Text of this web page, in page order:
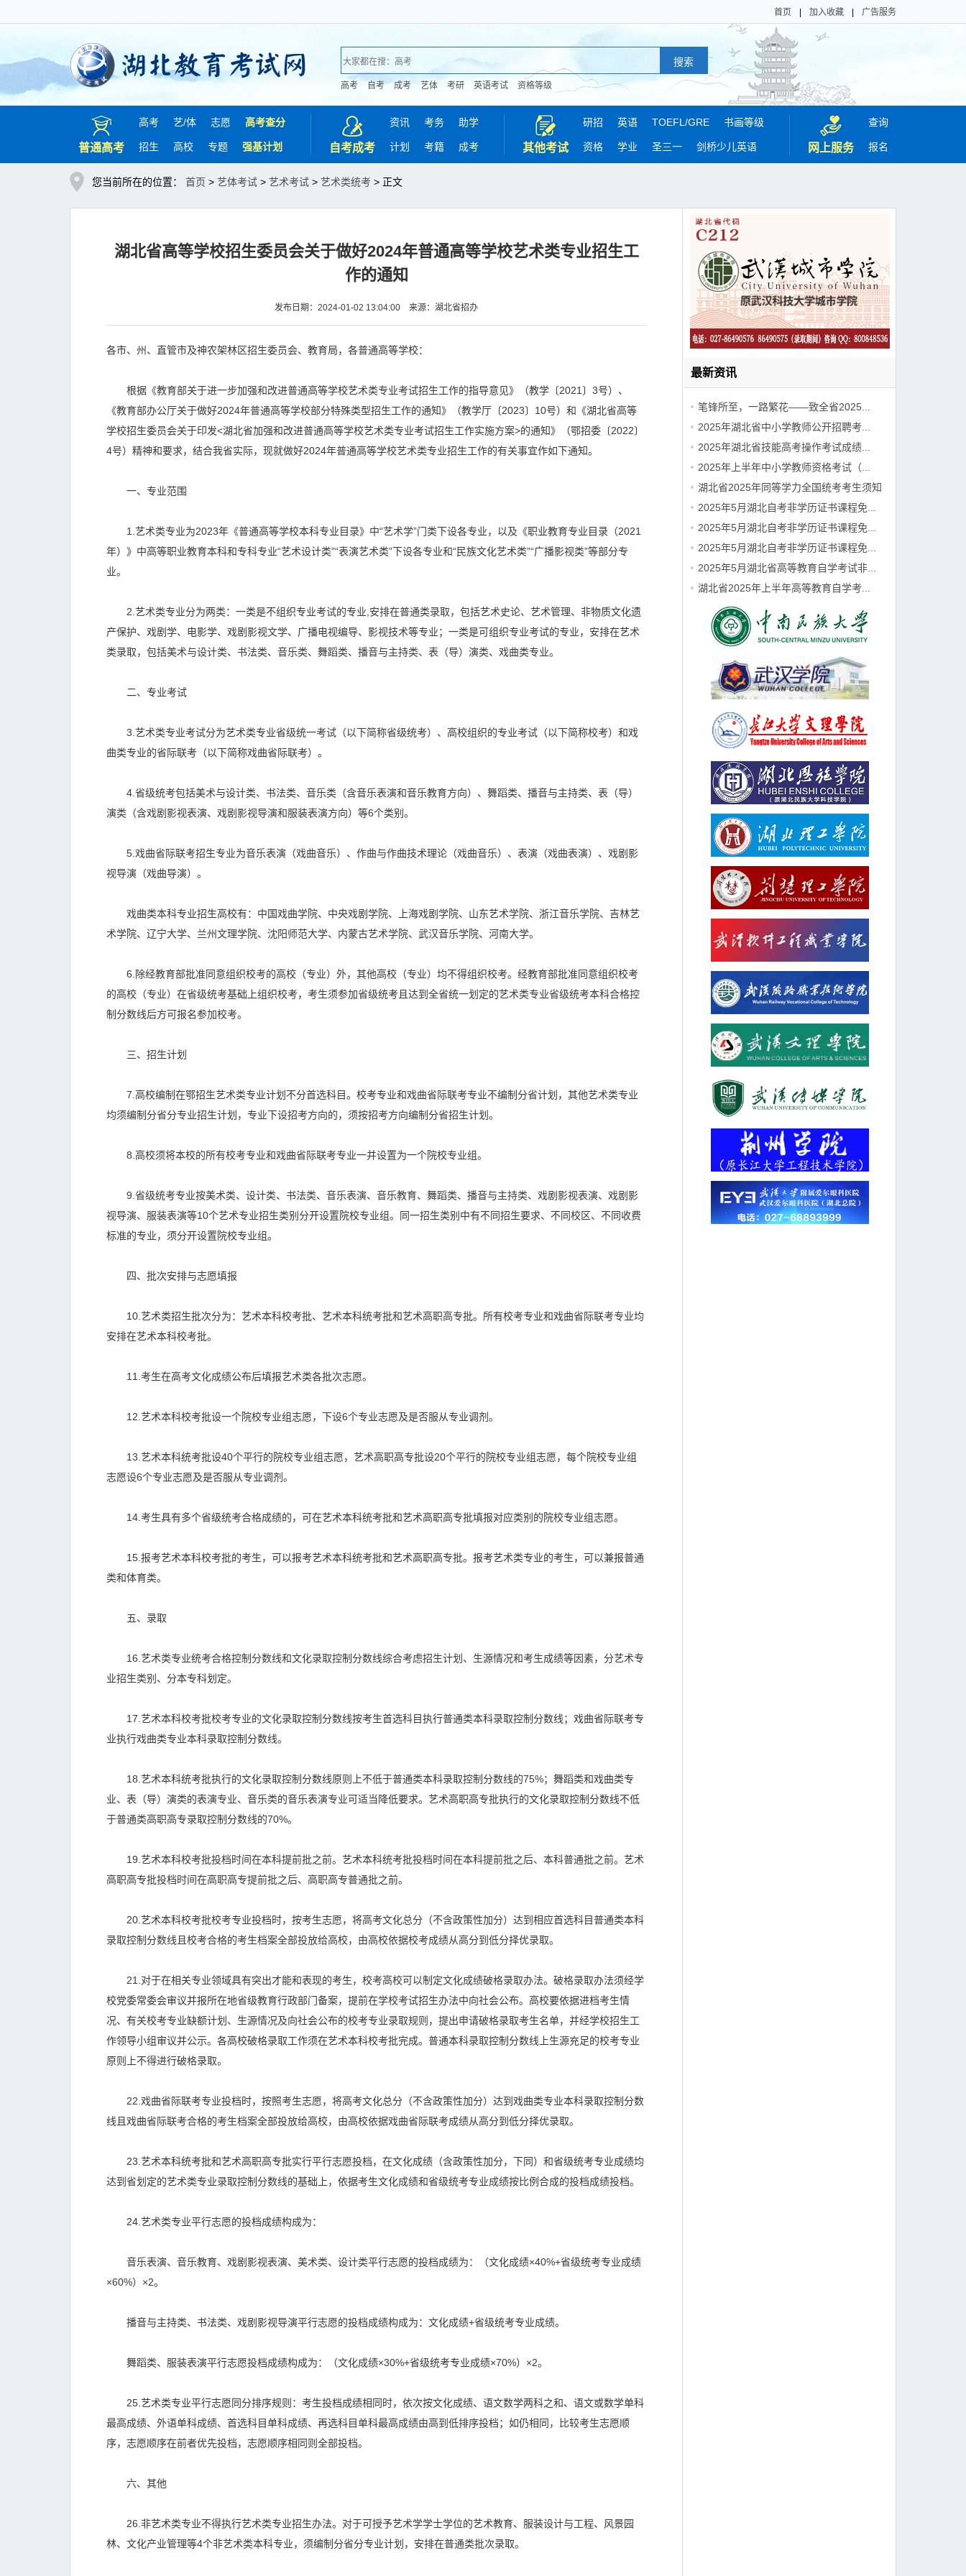
首页 加入收藏 广告服务
高考 自考 成考 艺体 考研 英语考试 资格等级
普通高考
高考 艺/体 志愿 高考查分
招生 高校 专题 强基计划 自考成考
资讯 考务 助学
计划 考籍 成考 其他考试
研招 英语 TOEFL/GRE 书画等级
资格 学业 圣三一 剑桥少儿英语 网上服务
查询
报名
您当前所在的位置： 首页 > 艺体考试 > 艺术考试 > 艺术类统考 > 正文
湖北省高等学校招生委员会关于做好2024年普通高等学校艺术类专业招生工
作的通知
发布日期：2024-01-02 13:04:00 来源：湖北省招办
各市、州、直管市及神农架林区招生委员会、教育局，各普通高等学校：
根据《教育部关于进一步加强和改进普通高等学校艺术类专业考试招生工作的指导意见》（教学〔2021〕3号）、
《教育部办公厅关于做好2024年普通高等学校部分特殊类型招生工作的通知》（教学厅〔2023〕10号）和《湖北省高等
学校招生委员会关于印发<湖北省加强和改进普通高等学校艺术类专业考试招生工作实施方案>的通知》（鄂招委〔2022〕
4号）精神和要求，结合我省实际，现就做好2024年普通高等学校艺术类专业招生工作的有关事宜作如下通知。
一、专业范围
1.艺术类专业为2023年《普通高等学校本科专业目录》中“艺术学”门类下设各专业，以及《职业教育专业目录（2021
年）》中高等职业教育本科和专科专业“艺术设计类”“表演艺术类”下设各专业和“民族文化艺术类”“广播影视类”等部分专
业。
2.艺术类专业分为两类：一类是不组织专业考试的专业,安排在普通类录取，包括艺术史论、艺术管理、非物质文化遗
产保护、戏剧学、电影学、戏剧影视文学、广播电视编导、影视技术等专业；一类是可组织专业考试的专业，安排在艺术
类录取，包括美术与设计类、书法类、音乐类、舞蹈类、播音与主持类、表（导）演类、戏曲类专业。
二、专业考试
3.艺术类专业考试分为艺术类专业省级统一考试（以下简称省级统考）、高校组织的专业考试（以下简称校考）和戏
曲类专业的省际联考（以下简称戏曲省际联考）。
4.省级统考包括美术与设计类、书法类、音乐类（含音乐表演和音乐教育方向）、舞蹈类、播音与主持类、表（导）
演类（含戏剧影视表演、戏剧影视导演和服装表演方向）等6个类别。
5.戏曲省际联考招生专业为音乐表演（戏曲音乐）、作曲与作曲技术理论（戏曲音乐）、表演（戏曲表演）、戏剧影
视导演（戏曲导演）。
戏曲类本科专业招生高校有：中国戏曲学院、中央戏剧学院、上海戏剧学院、山东艺术学院、浙江音乐学院、吉林艺
术学院、辽宁大学、兰州文理学院、沈阳师范大学、内蒙古艺术学院、武汉音乐学院、河南大学。
6.除经教育部批准同意组织校考的高校（专业）外，其他高校（专业）均不得组织校考。经教育部批准同意组织校考
的高校（专业）在省级统考基础上组织校考，考生须参加省级统考且达到全省统一划定的艺术类专业省级统考本科合格控
制分数线后方可报名参加校考。
三、招生计划
7.高校编制在鄂招生艺术类专业计划不分首选科目。校考专业和戏曲省际联考专业不编制分省计划，其他艺术类专业
均须编制分省分专业招生计划，专业下设招考方向的，须按招考方向编制分省招生计划。
8.高校须将本校的所有校考专业和戏曲省际联考专业一并设置为一个院校专业组。
9.省级统考专业按美术类、设计类、书法类、音乐表演、音乐教育、舞蹈类、播音与主持类、戏剧影视表演、戏剧影
视导演、服装表演等10个艺术专业招生类别分开设置院校专业组。同一招生类别中有不同招生要求、不同校区、不同收费
标准的专业，须分开设置院校专业组。
四、批次安排与志愿填报
10.艺术类招生批次分为：艺术本科校考批、艺术本科统考批和艺术高职高专批。所有校考专业和戏曲省际联考专业均
安排在艺术本科校考批。
11.考生在高考文化成绩公布后填报艺术类各批次志愿。
12.艺术本科校考批设一个院校专业组志愿，下设6个专业志愿及是否服从专业调剂。
13.艺术本科统考批设40个平行的院校专业组志愿，艺术高职高专批设20个平行的院校专业组志愿，每个院校专业组
志愿设6个专业志愿及是否服从专业调剂。
14.考生具有多个省级统考合格成绩的，可在艺术本科统考批和艺术高职高专批填报对应类别的院校专业组志愿。
15.报考艺术本科校考批的考生，可以报考艺术本科统考批和艺术高职高专批。报考艺术类专业的考生，可以兼报普通
类和体育类。
五、录取
16.艺术类专业统考合格控制分数线和文化录取控制分数线综合考虑招生计划、生源情况和考生成绩等因素，分艺术专
业招生类别、分本专科划定。
17.艺术本科校考批校考专业的文化录取控制分数线按考生首选科目执行普通类本科录取控制分数线；戏曲省际联考专
业执行戏曲类专业本科录取控制分数线。
18.艺术本科统考批执行的文化录取控制分数线原则上不低于普通类本科录取控制分数线的75%；舞蹈类和戏曲类专
业、表（导）演类的表演专业、音乐类的音乐表演专业可适当降低要求。艺术高职高专批执行的文化录取控制分数线不低
于普通类高职高专录取控制分数线的70%。
19.艺术本科校考批投档时间在本科提前批之前。艺术本科统考批投档时间在本科提前批之后、本科普通批之前。艺术
高职高专批投档时间在高职高专提前批之后、高职高专普通批之前。
20.艺术本科校考批校考专业投档时，按考生志愿，将高考文化总分（不含政策性加分）达到相应首选科目普通类本科
录取控制分数线且校考合格的考生档案全部投放给高校，由高校依据校考成绩从高分到低分择优录取。
21.对于在相关专业领域具有突出才能和表现的考生，校考高校可以制定文化成绩破格录取办法。破格录取办法须经学
校党委常委会审议并报所在地省级教育行政部门备案，提前在学校考试招生办法中向社会公布。高校要依据进档考生情
况、有关校考专业缺额计划、生源情况及向社会公布的校考专业录取规则，提出申请破格录取考生名单，并经学校招生工
作领导小组审议并公示。各高校破格录取工作须在艺术本科校考批完成。普通本科录取控制分数线上生源充足的校考专业
原则上不得进行破格录取。
22.戏曲省际联考专业投档时，按照考生志愿，将高考文化总分（不含政策性加分）达到戏曲类专业本科录取控制分数
线且戏曲省际联考合格的考生档案全部投放给高校，由高校依据戏曲省际联考成绩从高分到低分择优录取。
23.艺术本科统考批和艺术高职高专批实行平行志愿投档，在文化成绩（含政策性加分，下同）和省级统考专业成绩均
达到省划定的艺术类专业录取控制分数线的基础上，依据考生文化成绩和省级统考专业成绩按比例合成的投档成绩投档。
24.艺术类专业平行志愿的投档成绩构成为：
音乐表演、音乐教育、戏剧影视表演、美术类、设计类平行志愿的投档成绩为：（文化成绩×40%+省级统考专业成绩
×60%）×2。
播音与主持类、书法类、戏剧影视导演平行志愿的投档成绩构成为：文化成绩+省级统考专业成绩。
舞蹈类、服装表演平行志愿投档成绩构成为：（文化成绩×30%+省级统考专业成绩×70%）×2。
25.艺术类专业平行志愿同分排序规则：考生投档成绩相同时，依次按文化成绩、语文数学两科之和、语文或数学单科
最高成绩、外语单科成绩、首选科目单科成绩、再选科目单科最高成绩由高到低排序投档；如仍相同，比较考生志愿顺
序，志愿顺序在前者优先投档，志愿顺序相同则全部投档。
六、其他
26.非艺术类专业不得执行艺术类专业招生办法。对于可授予艺术学学士学位的艺术教育、服装设计与工程、风景园
林、文化产业管理等4个非艺术类本科专业，须编制分省分专业计划，安排在普通类批次录取。
最新资讯
笔锋所至，一路繁花——致全省2025...
2025年湖北省中小学教师公开招聘考...
2025年湖北省技能高考操作考试成绩...
2025年上半年中小学教师资格考试（...
湖北省2025年同等学力全国统考考生须知
2025年5月湖北自考非学历证书课程免...
2025年5月湖北自考非学历证书课程免...
2025年5月湖北自考非学历证书课程免...
2025年5月湖北省高等教育自学考试非...
湖北省2025年上半年高等教育自学考...